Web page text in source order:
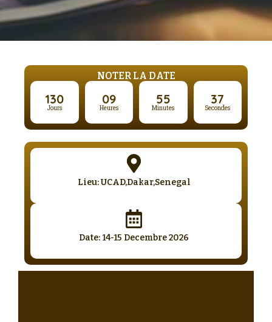
NOTER LA DATE
130
Jours
09
Heures
55
Minutes
36
Secondes
Lieu: UCAD,Dakar,Senegal
Date: 14-15 Decembre 2026